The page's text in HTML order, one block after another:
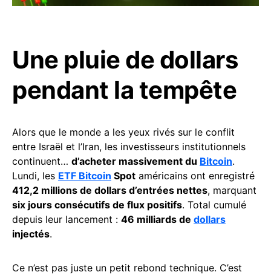
Une pluie de dollars
pendant la tempête
Alors que le monde a les yeux rivés sur le conflit
entre Israël et l’Iran, les investisseurs institutionnels
continuent… d’acheter massivement du Bitcoin.
Lundi, les ETF Bitcoin Spot américains ont enregistré
412,2 millions de dollars d’entrées nettes, marquant
six jours consécutifs de flux positifs. Total cumulé
depuis leur lancement : 46 milliards de dollars
injectés.
Ce n’est pas juste un petit rebond technique. C’est